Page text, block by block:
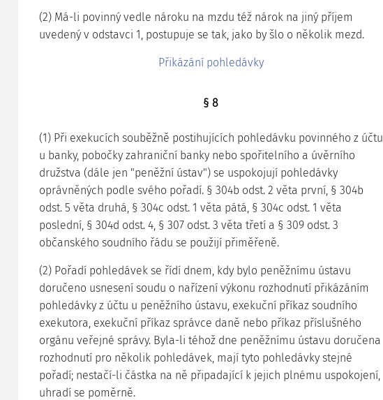
(2) Má-li povinný vedle nároku na mzdu též nárok na jiný příjem
uvedený v odstavci 1, postupuje se tak, jako by šlo o několik mezd.
Přikázání pohledávky
§ 8
(1) Při exekucích souběžně postihujících pohledávku povinného z účtu
u banky, pobočky zahraniční banky nebo spořitelního a úvěrního
družstva (dále jen "peněžní ústav") se uspokojují pohledávky
oprávněných podle svého pořadí. § 304b odst. 2 věta první, § 304b
odst. 5 věta druhá, § 304c odst. 1 věta pátá, § 304c odst. 1 věta
poslední, § 304d odst. 4, § 307 odst. 3 věta třetí a § 309 odst. 3
občanského soudního řádu se použijí přiměřeně.
(2) Pořadí pohledávek se řídí dnem, kdy bylo peněžnímu ústavu
doručeno usnesení soudu o nařízení výkonu rozhodnutí přikázáním
pohledávky z účtu u peněžního ústavu, exekuční příkaz soudního
exekutora, exekuční příkaz správce daně nebo příkaz příslušného
orgánu veřejné správy. Byla-li téhož dne peněžnímu ústavu doručena
rozhodnutí pro několik pohledávek, mají tyto pohledávky stejné
pořadí; nestačí-li částka na ně připadající k jejich plnému uspokojení,
uhradí se poměrně.